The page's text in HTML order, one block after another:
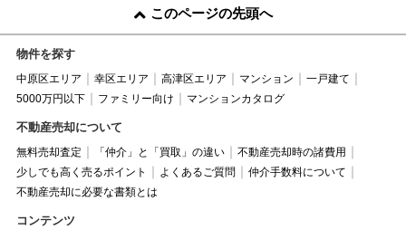
このページの先頭へ
物件を探す
中原区エリア 幸区エリア 高津区エリア マンション
一戸建て
5000万円以下
ファミリー向け マンションカタログ
不動産売却について
無料売却査定 「仲介」と「買取」の違い
不動産売却時の諸費用
少しでも高く売るポイント
よくあるご質問
仲介手数料について
不動産売却に必要な書類とは
コンテンツ